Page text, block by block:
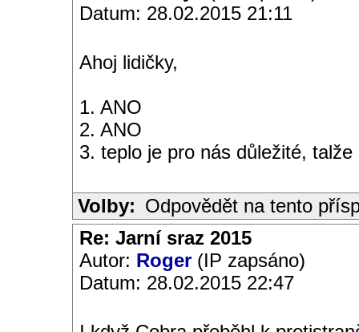
Datum: 28.02.2015 21:11
Ahoj lidičky,
1. ANO
2. ANO
3. teplo je pro nás důležité,
Volby: Odpovědět na tento
Re: Jarní sraz 2015
Autor: Roger (IP zapsáno)
Datum: 28.02.2015 22:47